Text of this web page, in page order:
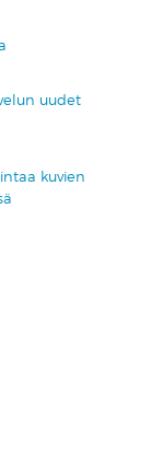
uudet
kuvien